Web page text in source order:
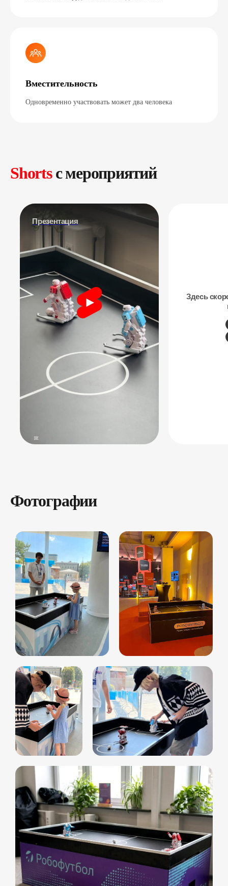
Вместительность
Одновременно участвовать может два человека
Shortsc мероприятий
Фотографии